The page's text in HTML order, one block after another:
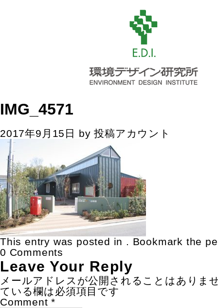
IMG_4571
2017年9月15日 by投稿アカウント
This entry was posted in . Bookmark the
0 Comments
Leave Your Reply
メールアドレスが公開されることはありま
ている欄は必須項目です
Comment *